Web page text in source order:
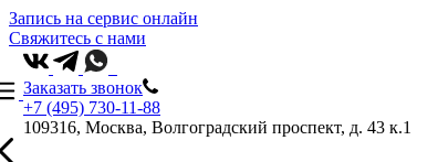
Запись на сервис онлайн
Свяжитесь с нами
Заказать звонок
+7 (495) 730-11-88
109316, Москва, Волгоградский проспект, д. 43 к.1